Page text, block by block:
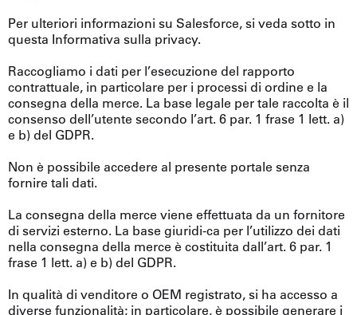
Per ulteriori informazioni su Salesforce, si veda sotto in
questa Informativa sulla privacy.
Raccogliamo i dati per l’esecuzione del rapporto
contrattuale, in particolare per i processi di ordine e la
consegna della merce. La base legale per tale raccolta è il
consenso dell’utente secondo l’art. 6 par. 1 frase 1 lett. a)
e b) del GDPR.
Non è possibile accedere al presente portale senza
fornire tali dati.
La consegna della merce viene effettuata da un fornitore
di servizi esterno. La base giuridi-ca per l’utilizzo dei dati
nella consegna della merce è costituita dall’art. 6 par. 1
frase 1 lett. a) e b) del GDPR.
In qualità di venditore o OEM registrato, si ha accesso a
diverse funzionalità; in particolare, è possibile generare i